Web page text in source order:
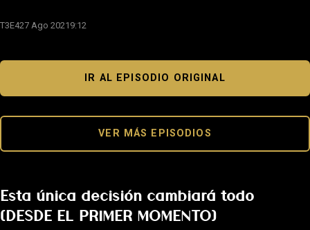
T3E427 Ago 2021 9:12
IR AL EPISODIO ORIGINAL
VER MÁS EPISODIOS
Esta única decisión cambiará todo
(DESDE EL PRIMER MOMENTO)